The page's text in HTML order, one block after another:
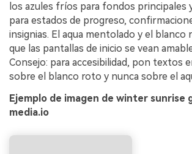
los azules fríos para fondos principales
para estados de progreso,
insignias. El aqua mentolado y el blanco
que las pantallas de inicio se vean
Consejo: para accesibilidad, pon textos
sobre el blanco roto y nunca sobre el
Ejemplo de imagen de winter sunrise
media.io